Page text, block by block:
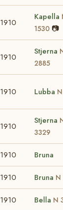
1910
Kapella
1530 📷
1910
Stjerna
2885
1910 Lubba
1910
Stjerna
3329
1910 Bruna
1910 Bruna
1910 Bella N